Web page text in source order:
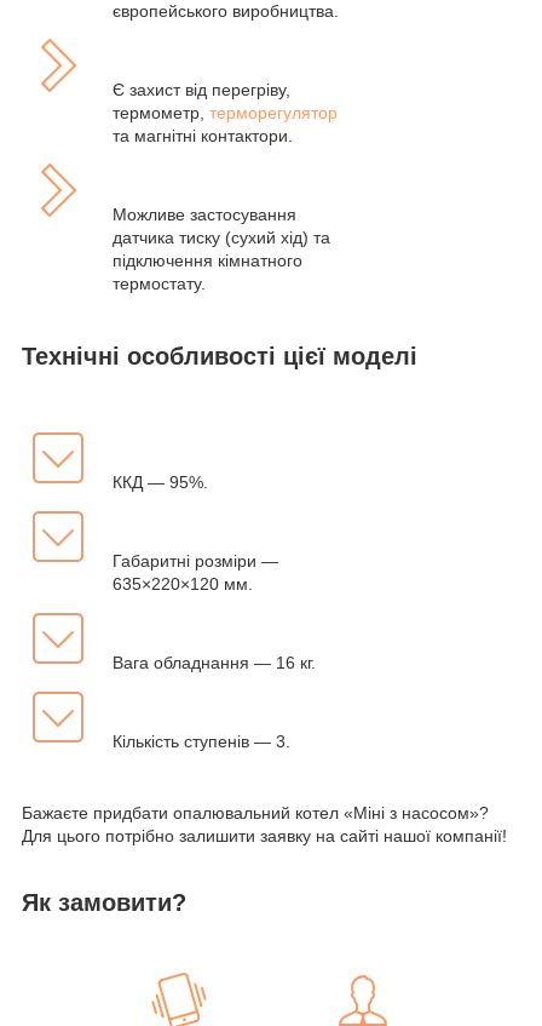
європейського виробництва.
Є захист від перегріву,
термометр, терморегулятор
та магнітні контактори.
Можливе застосування
датчика тиску (сухий хід) та
підключення кімнатного
термостату.
Технічні особливості цієї моделі
ККД — 95%.
Габаритні розміри —
635×220×120 мм.
Вага обладнання — 16 кг.
Кількість ступенів — 3.
Бажаєте придбати опалювальний котел «Міні з насосом»?
Для цього потрібно залишити заявку на сайті нашої компанії!
Як замовити?